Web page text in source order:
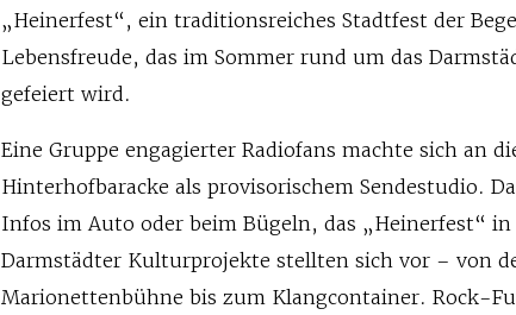
„Heinerfest“, ein traditionsreiches Stadtfest der
Lebensfreude, das im Sommer rund um das
gefeiert wird.
Eine Gruppe engagierter Radiofans machte sich an
Hinterhofbaracke als provisorischem Sendestudio.
Infos im Auto oder beim Bügeln, das „Heinerfest“
Darmstädter Kulturprojekte stellten sich vor – von
Marionettenbühne bis zum Klangcontainer. Rock-